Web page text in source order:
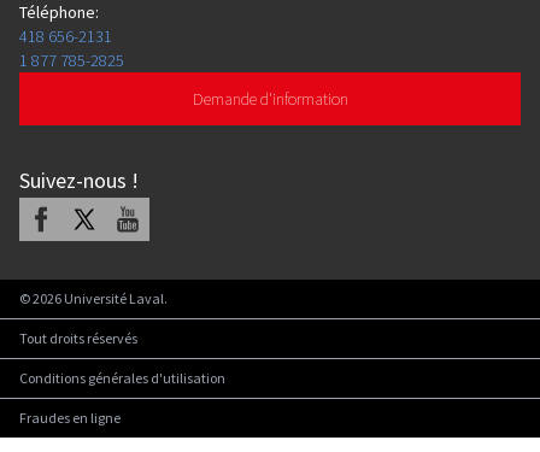
Téléphone:
418 656-2131
1 877 785-2825
Demande d'information
Suivez-nous !
Facebook Youtube
©2026 Université Laval.
Tout droits réservés
Conditions générales d'utilisation
Fraudes en ligne